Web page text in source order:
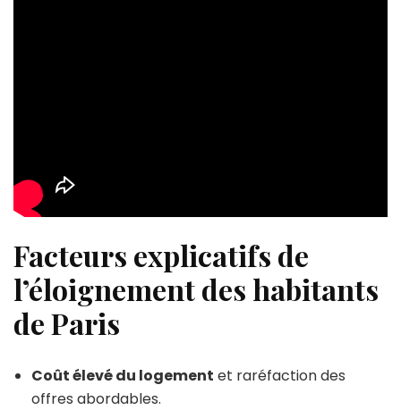
Facteurs explicatifs de
l’éloignement des habitants
de Paris
Coût élevé du logement et raréfaction des
offres abordables.